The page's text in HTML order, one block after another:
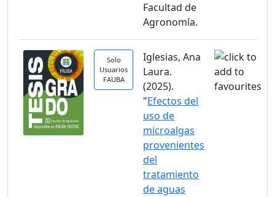
Facultad de
Agronomía.
Solo
Usuarios
FAUBA
Iglesias, Ana
Laura.
(2025).
"Efectos del
uso de
microalgas
provenientes
del
tratamiento
de aguas